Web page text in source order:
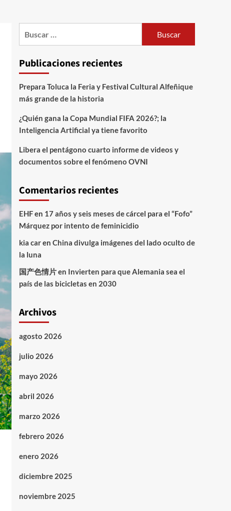
Publicaciones recientes
Prepara Toluca la Feria y Festival Cultural Alfeñique
más grande de la historia
¿Quién gana la Copa Mundial FIFA 2026?; la
Inteligencia Artificial ya tiene favorito
Libera el pentágono cuarto informe de videos y
documentos sobre el fenómeno OVNI
Comentarios recientes
EHFen 17 años y seis meses de cárcel para el “Fofo”
Márquez por intento de feminicidio
kia caren China divulga imágenes del lado oculto de
la luna
国产色情片en Invierten para que Alemania sea el
país de las bicicletas en 2030
Archivos
agosto 2026
julio 2026
mayo 2026
abril 2026
marzo 2026
febrero 2026
enero 2026
diciembre 2025
noviembre 2025